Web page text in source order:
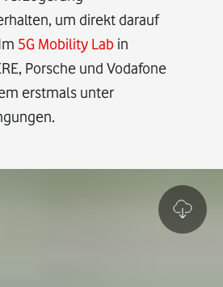
um direkt darauf
5G Mobility Lab in
Porsche und Vodafone
erstmals unter